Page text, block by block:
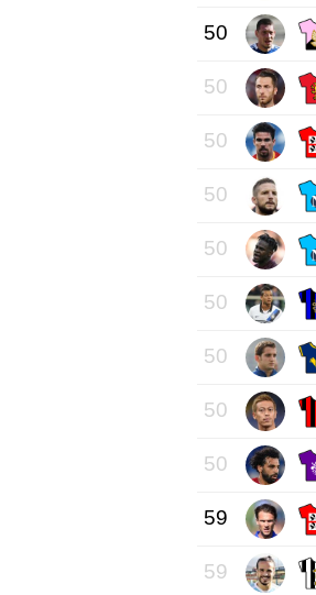
50
50
50
50
50
50
50
50
50
59
59